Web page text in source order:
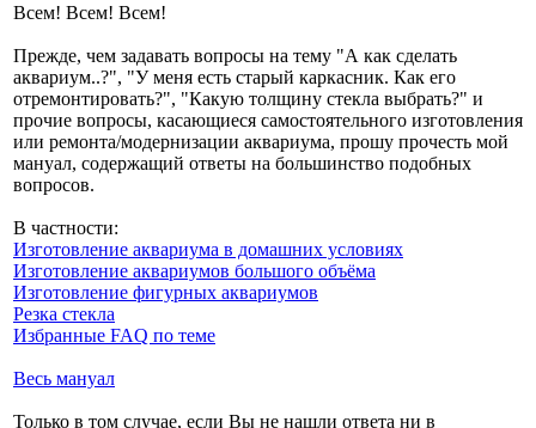
Всем! Всем! Всем!
Прежде, чем задавать вопросы на тему "А как сделать
аквариум..?", "У меня есть старый каркасник. Как его
отремонтировать?", "Какую толщину стекла выбрать?" и
прочие вопросы, касающиеся самостоятельного изготовления
или ремонта/модернизации аквариума, прошу прочесть мой
мануал, содержащий ответы на большинство подобных
вопросов.
В частности:
Изготовление аквариума в домашних условиях
Изготовление аквариумов большого объёма
Изготовление фигурных аквариумов
Резка стекла
Избранные FAQ по теме
Весь мануал
Только в том случае, если Вы не нашли ответа ни в